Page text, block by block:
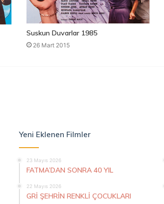
Suskun Duvarlar 1985
26 Mart 2015
Yeni Eklenen Filmler
23 Mayıs 2026
FATMA’DAN SONRA 40 YIL
22 Mayıs 2026
GRİ ŞEHRİN RENKLİ ÇOCUKLARI